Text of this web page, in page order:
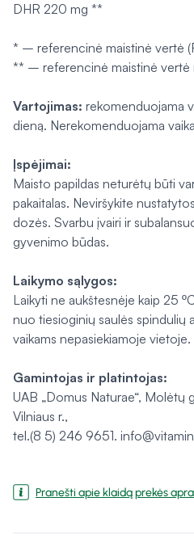
DHR 220 mg **
* – referencinė maistinė vertė
** – referencinė maistinė vertė
Vartojimas: rekomenduojama
dieną. Nerekomenduojama
Įspėjimai:
Maisto papildas neturėtų būti
pakaitalas. Neviršykite
dozės. Svarbu įvairi ir
gyvenimo būdas.
Laikymo sąlygos:
Laikyti ne aukštesnėje kaip 25
nuo tiesioginių saulės spindulių
vaikams nepasiekiamoje vietoje.
Gamintojas ir platintojas:
UAB „Domus Naturae“, Molėtų
Vilniaus r.,
tel.(8 5) 246 9651.
Pranešti apie klaidą prekės